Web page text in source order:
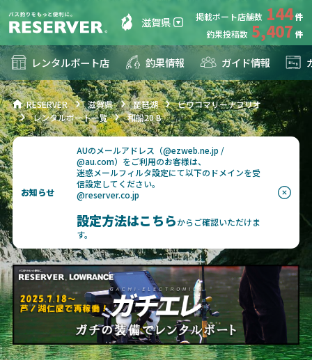
滋賀県 掲載ボート店舗数 144
釣果投稿数 5,407
レンタルボート店 釣果情報 ガイド情報
RESERVER 滋賀県 琵琶湖
ビワコマリーナフリオ
レンタルボート一覧
和船20 B
お知らせ
AUのメールアドレス（@ezweb.ne.jp /
@au.com）をご利用のお客様は、
迷惑メールフィルタ設定にて以下のドメインを受
信設定してください。
@reserver.co.jp
設定方法はこちらからご確認いただけま
す。